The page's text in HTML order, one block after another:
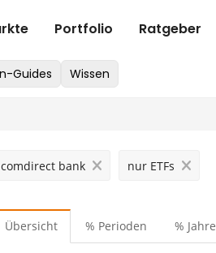
comdirect bank nur ETFs
Übersicht % Perioden % Jahre